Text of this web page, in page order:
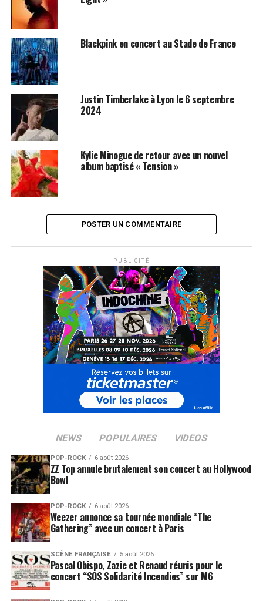
Blackpink en concert au Stade de France
Justin Timberlake à Lyon le 6 septembre
2024
Kylie Minogue de retour avec un nouvel
album baptisé « Tension »
POSTER UN COMMENTAIRE
PUBLICITÉ
NEWS POPULAIRES VIDEOS
POP-ROCK 6 août 2026
ZZ Top annule brutalement son concert au Hollywood
Bowl
POP-ROCK 6 août 2026
Weezer annonce sa tournée mondiale “The
Gathering” avec un concert à Paris
SCÈNE FRANÇAISE 5 août 2026
Pascal Obispo, Zazie et Renaud réunis pour le
concert “SOS Solidarité Incendies” sur M6